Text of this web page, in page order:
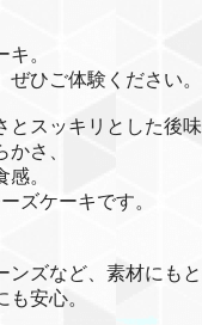
。
ひご体験ください。
スッキリとした後味
さ、
。
ズケーキです。
ズなど、素材にも
安心。